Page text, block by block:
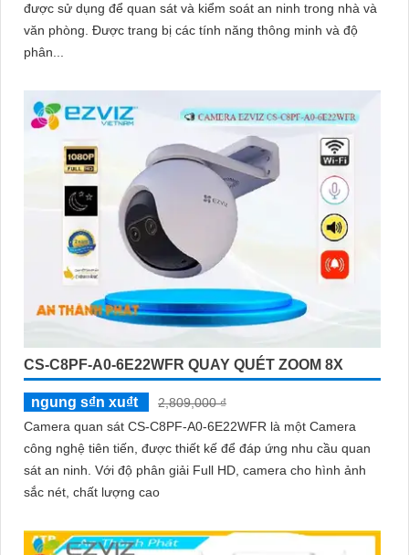
được sử dụng để quan sát và kiểm soát an ninh trong nhà và
văn phòng. Được trang bị các tính năng thông minh và độ
phân...
CS-C8PF-A0-6E22WFR QUAY QUÉT ZOOM 8X
ngung s₫n xu₫t
2,809,000 ₫
Camera quan sát CS-C8PF-A0-6E22WFR là một Camera
công nghệ tiên tiến, được thiết kế để đáp ứng nhu cầu quan
sát an ninh. Với độ phân giải Full HD, camera cho hình ảnh
sắc nét, chất lượng cao